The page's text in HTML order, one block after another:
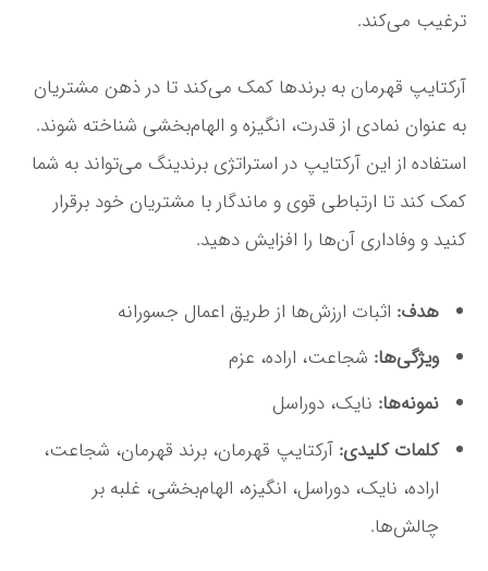
ترغیب می‌کند.
آرکتایپ قهرمان به برندها کمک می‌کند تا در ذهن مشتریان
به عنوان نمادی از قدرت، انگیزه و الهام‌بخشی شناخته شوند.
استفاده از این آرکتایپ در استراتژی برندینگ می‌تواند به شما
کمک کند تا ارتباطی قوی و ماندگار با مشتریان خود برقرار
کنید و وفاداری آن‌ها را افزایش دهید.
هدف: اثبات ارزش‌ها از طریق اعمال جسورانه
ویژگی‌ها: شجاعت، اراده، عزم
نمونه‌ها: نایک، دوراسل
کلمات کلیدی: آرکتایپ قهرمان، برند قهرمان، شجاعت،
اراده، نایک، دوراسل، انگیزه، الهام‌بخشی، غلبه بر
چالش‌ها.